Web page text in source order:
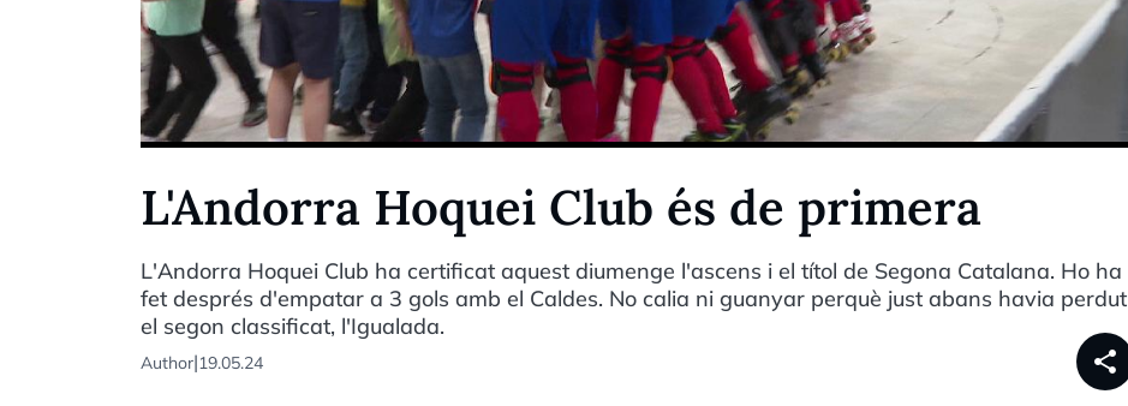
L'Andorra Hoquei Club és de primera
L'Andorra Hoquei Club ha certificat aquest diumenge l'ascens i el títol de Segona Catalana. Ho ha
fet després d'empatar a 3 gols amb el Caldes. No calia ni guanyar perquè just abans havia perdut
el segon classificat, l'Igualada.
Author|19.05.24 share